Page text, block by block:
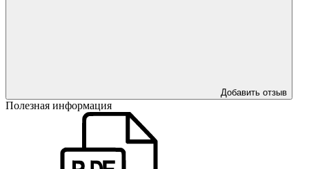
Добавить отзыв
Полезная информация